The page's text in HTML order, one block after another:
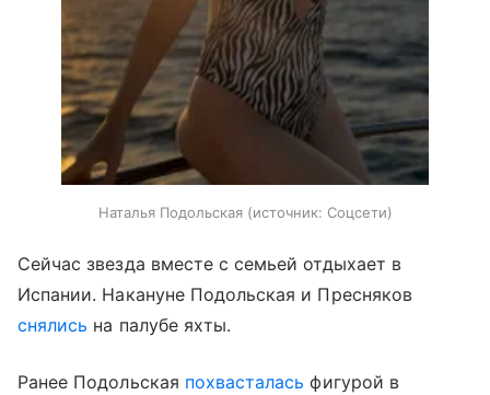
Наталья Подольская источник: Соцсети
Сейчас звезда вместе с семьей отдыхает в
Испании. Накануне Подольская и Пресняков
снялись на палубе яхты.
Ранее Подольская похвасталась фигурой в